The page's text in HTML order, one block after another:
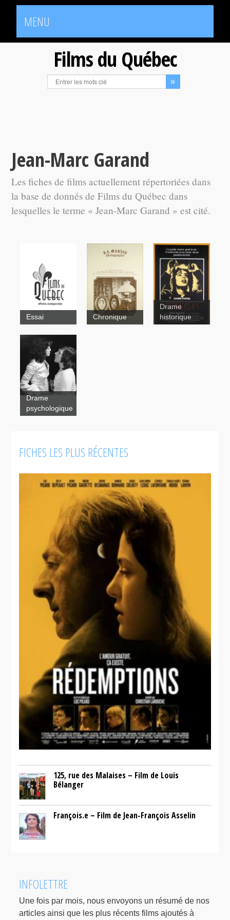
MENU
Films du Québec
Jean-Marc Garand
Les fiches de films actuellement répertoriées dans
la base de donnés de Films du Québec dans
lesquelles le terme « Jean-Marc Garand » est cité.
Essai
J.A. Martin
Chronique
Drame
historique
Drame
psychologique
FICHES LES PLUS RÉCENTES
125, rue des Malaises – Film de Louis
Bélanger
François.e – Film de Jean-François Asselin
INFOLETTRE
Une fois par mois, nous envoyons un résumé de nos
articles ainsi que les plus récents films ajoutés à